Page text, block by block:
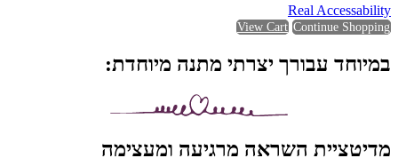
Real Accessability
View Cart Continue Shopping
במיוחד עבורך יצרתי מתנה מיוחדת:
מדיטציית השראה מרגיעה ומעצימה